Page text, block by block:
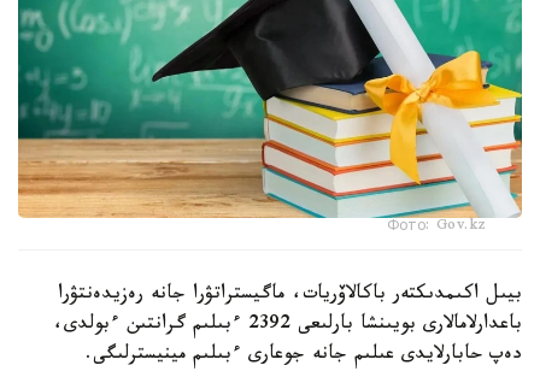
Фото: Gov.kz
بيىل اكىمدىكتەر باكالاۆريات، ماگيستراتۋرا جانە رەزيدەنتۋرا
باعدارلامالارى بويىنشا بارلىعى 2392 ءبىلىم گرانتىن ءبولدى،
دەپ حابارلايدى عىلىم جانە جوعارى ءبىلىم مينيسترلىگى.